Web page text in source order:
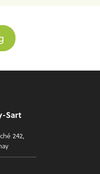
Sart
242,